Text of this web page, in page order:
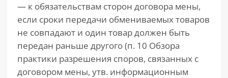
— к обязательствам сторон договора мены,
если сроки передачи обмениваемых товаров
не совпадают и один товар должен быть
передан раньше другого (п. 10 Обзора
практики разрешения споров, связанных с
договором мены, утв. информационным